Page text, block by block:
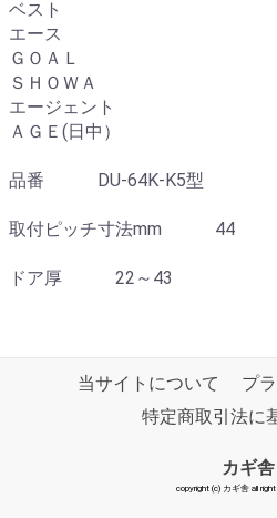
ベスト
エース
ＧＯＡＬ
ＳＨＯＷＡ
エージェント
ＡＧＥ(日中）
品番 DU-64K-K5型
取付ピッチ寸法mm 44
ドア厚 22～43
当サイトについて
プ
特定商取引法に
カギ舎
copyright (c) カギ舎 all